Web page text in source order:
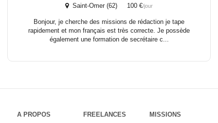
Saint-Omer (62) 100 €/jour
Bonjour, je cherche des missions de rédaction je tape
rapidement et mon français est très correcte. Je possède
également une formation de secrétaire c...
A PROPOS
FREELANCES
MISSIONS